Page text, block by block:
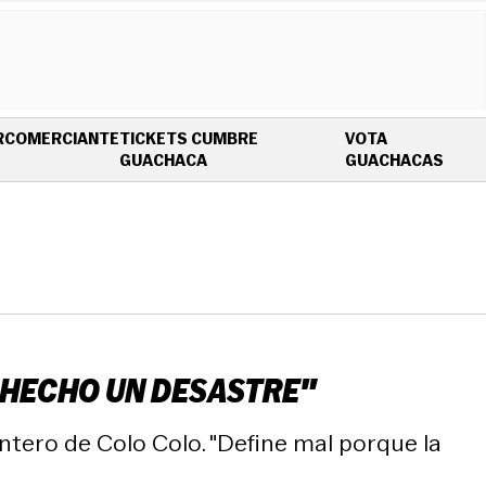
COMERCIANTETICKETS CUMBRE
GUACHACAOPENS IN NEW WINDOW
VOTA
GUACHACAS
UN DESASTRE"
de Colo Colo. "Define mal porque la